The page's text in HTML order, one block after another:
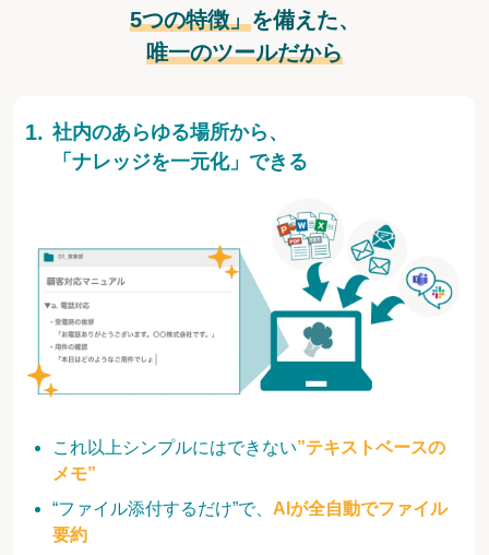
5つの特徴」を備えた、
唯一のツールだから
これ以上シンプルにはできない”テキストベースの
メモ”
“ファイル添付するだけ”で、 AIが全自動でファイル
要約
社内のあらゆる場所から、
「ナレッジを一元化」できる